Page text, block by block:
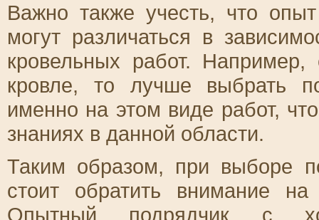
Важно также учесть, что
могут различаться в
кровельных работ.
кровле, то лучше выбрать
именно на этом виде работ,
знаниях в данной области.
Таким образом, при выборе
стоит обратить внимание
Опытный подрядчик с